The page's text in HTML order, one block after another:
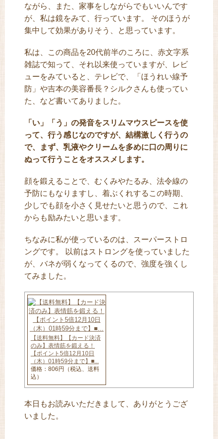
ながら、また、家事をしながらでもいいんです
が、私は鏡をみて、行っています。 そのほうが
集中して効果がありそう、と思っています。
私は、この商品を20代前半のころに、赤文字系
雑誌で知って、それ以来使っていますが、レビ
ューをみていると、テレビで、「ほうれい線予
防」や吉本の美容番長？シルクさんも使ってい
た、など書いてありました。
「い」「う」の発音をスリムマウスピースを使
って、行う感じなのですが、結構激しく行うの
で、まず、乳液やクリームを多めに口の周りに
ぬって行うことをオススメします。
顔を鍛えることで、むくみやたるみ、法令線の
予防にもなりますし、着ぶくれするこの時期、
少しでも顔を小さく見せたいと思うので、これ
からも励みたいと思います。
ちなみに私が使っているのは、スーパーストロ
ングです。 以前はストロングを使っていました
が、バネが弱くなってくるので、強度を強くし
てみました。
【送料無料】【カード決済
のみ】表情筋を鍛える！
【ポイント5倍12月10日
（木）01時59分まで】■...
価格：806円（税込、送料
込）
本日もお読みいただきまして、ありがとうござ
いました。